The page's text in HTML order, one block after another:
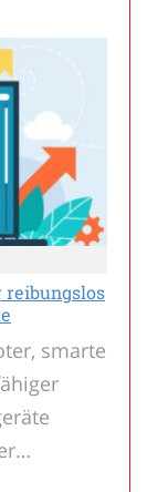
reibungslos
smarte